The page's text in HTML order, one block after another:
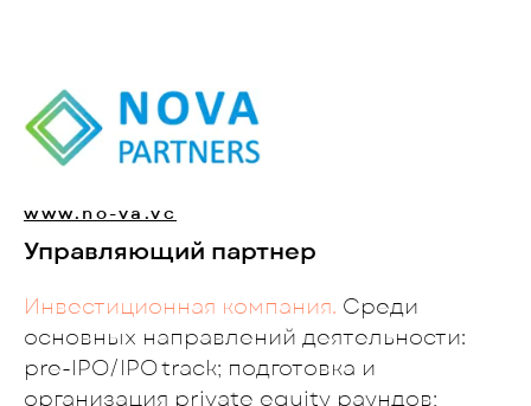
www.no-va.vc
Управляющий партнер
Инвестиционная компания. Среди
основных направлений деятельности:
pre-IPO/IPO track; подготовка и
организация private equity раундов;